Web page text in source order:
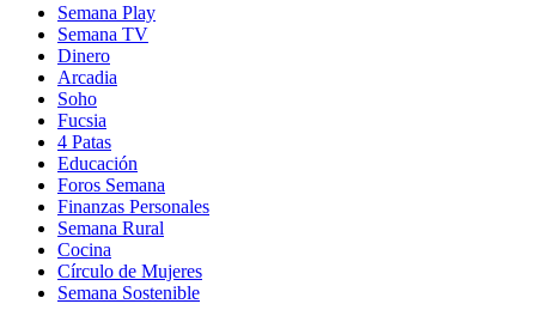
Semana Play
Semana TV
Dinero
Arcadia
Soho
in
new
window
Fucsia
in
new
window
4 Patas
Educación
Foros Semana
Finanzas Personales
Semana Rural
Cocina
Círculo de Mujeres
Semana Sostenible